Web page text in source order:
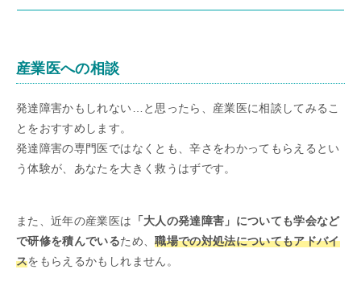
産業医への相談
発達障害かもしれない…と思ったら、産業医に相談してみるこ
とをおすすめします。
発達障害の専門医ではなくとも、辛さをわかってもらえるとい
う体験が、あなたを大きく救うはずです。
また、近年の産業医は 「大人の発達障害」についても学会など
で研修を積んでいるため、職場での対処法についてもアドバイ
スをもらえるかもしれません。